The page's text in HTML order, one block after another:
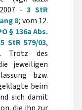
2007 -3 StR
8; vom 12.
§ 136a Abs.
5 StR 579/03,
Trotz des
jeweiligen
bzw.
beim
sich damit